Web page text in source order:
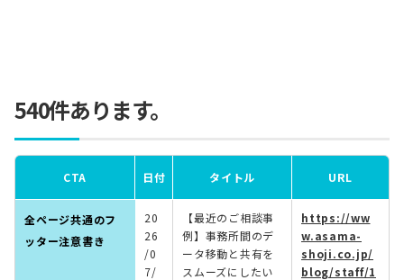
540件あります。
CTA 日付 タイトル URL
全ページ共通のフ
ッター注意書き
20
26
/0
7/
【最近のご相談事
例】事務所間のデ
ータ移動と共有を
スムーズにしたい
https://ww
w.asama-
shoji.co.jp/
blog/staff/1